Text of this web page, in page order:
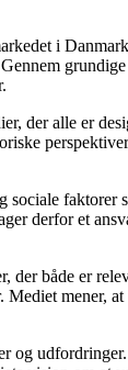
i
der alle er
derfor et
både er
mener,